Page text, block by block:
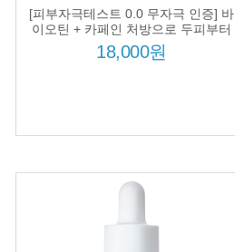
360도 롤러로 두피 진정 쿨링
효과
[피부자극테스트 0.0 무자극 인증] 바
이오틴 + 카페인 처방으로 두피부터
뿌리, 머릿결까지 케어 강화!
18,000원